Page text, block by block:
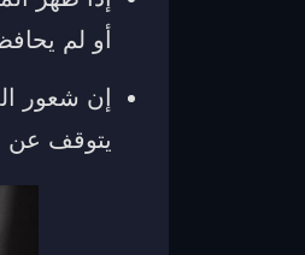
أو لم
إن شعور
يتوقف عن